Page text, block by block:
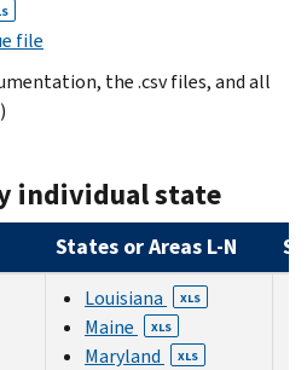
file
the .csv files, and all
individual state
States or Areas L-N
Louisiana XLS
Maine XLS
Maryland XLS